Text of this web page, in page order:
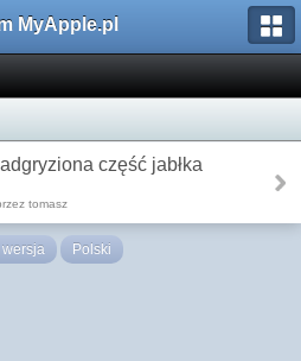
MyApple.pl
część jabłka
tomasz
wersja Polski